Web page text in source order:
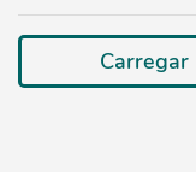
Carregar